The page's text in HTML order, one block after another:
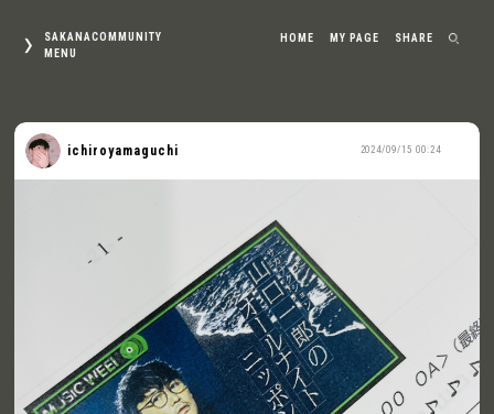
SAKANACOMMUNITY
MENU
HOME MY PAGE SHARE
2024/09/15 00:24
ichiroyamaguchi